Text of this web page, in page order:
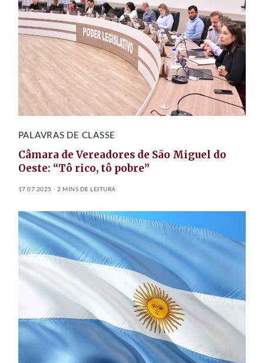
PALAVRAS DE CLASSE
Câmara de Vereadores de São Miguel do
Oeste: “Tô rico, tô pobre”
17.07.2025 2 MINS DE LEITURA